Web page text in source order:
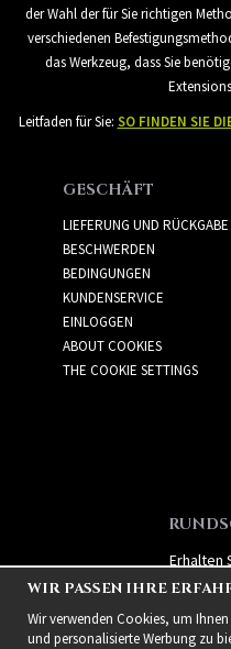
der Wahl der für Sie richtigen
verschiedenen
das Werkzeug, dass Sie
Leitfaden für Sie: SO FINDEN SIE
GESCHÄFT
LIEFERUNG UND RÜCKGABE
BESCHWERDEN
BEDINGUNGEN
KUNDENSERVICE
EINLOGGEN
ABOUT COOKIES
THE COOKIE SETTINGS
Erhalten
Angebote
neue
WIR PASSEN IHRE
Wir verwenden Cookies, um
und personalisierte Werbung zu